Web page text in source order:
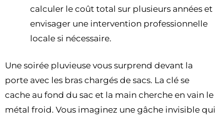
calculer le coût total sur plusieurs années et
envisager une intervention professionnelle
locale si nécessaire.
Une soirée pluvieuse vous surprend devant la
porte avec les bras chargés de sacs. La clé se
cache au fond du sac et la main cherche en vain le
métal froid. Vous imaginez une gâche invisible qui